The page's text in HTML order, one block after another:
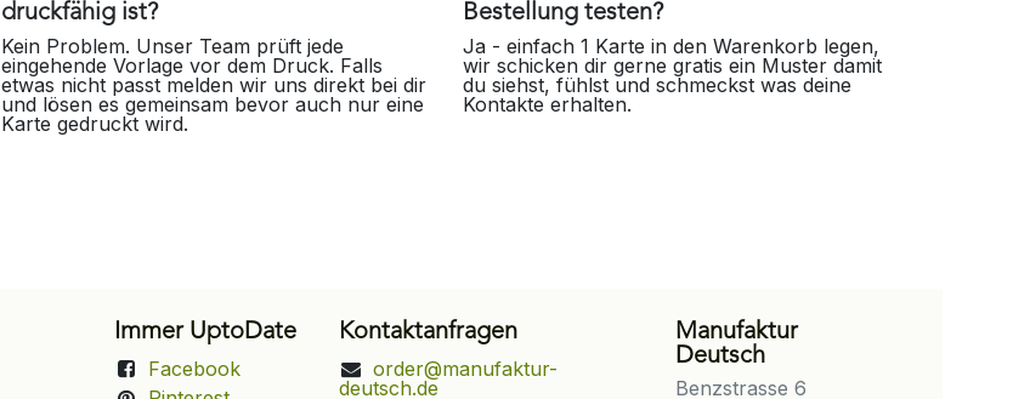
druckfähig ist?
Kein Problem. Unser Team prüft jede
eingehende Vorlage vor dem Druck. Falls
etwas nicht passt melden wir uns direkt bei dir
und lösen es gemeinsam bevor auch nur eine
Karte gedruckt wird.
Bestellung testen?
Ja - einfach 1 Karte in den Warenkorb legen,
wir schicken dir gerne gratis ein Muster damit
du siehst, fühlst und schmeckst was deine
Kontakte erhalten.
Manufaktur
Deutsch
Benzstrasse 6
Kontaktanfragen
order@manufaktur-
deutsch.de
Immer UptoDate
Facebook